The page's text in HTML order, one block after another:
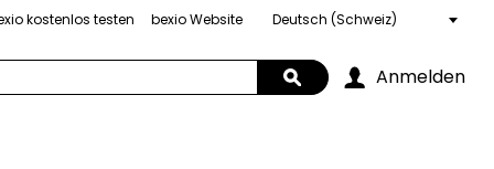
kostenlos testen bexio Website
Choose
language
Search Anmelden